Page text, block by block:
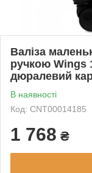
Валіза
ручкою Wings
дюралевий
В наявності
Код: CNT00014185
1 768 ₴